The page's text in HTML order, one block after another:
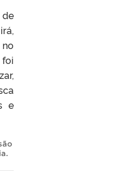
de
e
.